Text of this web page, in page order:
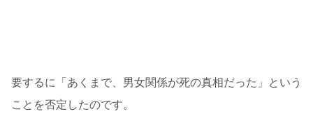
要するに「あくまで、男女関係が死の真相だった」という
ことを否定したのです。